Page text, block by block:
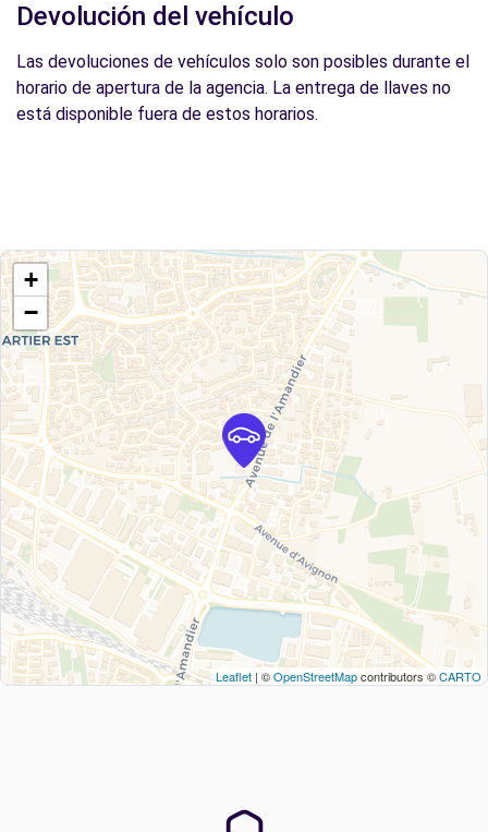
Devolución del vehículo
Las devoluciones de vehículos solo son posibles durante el
horario de apertura de la agencia. La entrega de llaves no
está disponible fuera de estos horarios.
+
−
Leaflet | ©OpenStreetMapcontributors ©CARTO